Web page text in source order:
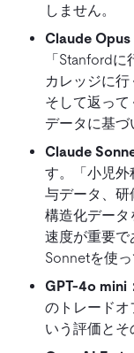
しません。
Claude Opus
「Stanford
カレッジに行
そして返っ
データに基づ
Claude
す。「小児
与データ、
構造化データ
速度が重要
Sonnetを使っ
GPT-4o mini
のトレードオ
いう評価とそ